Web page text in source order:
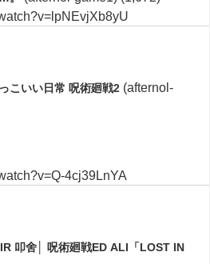
こいい日常 呪術廻戦2 (afternol-
4cj39LnYA
叩舍│ 呪術廻戦ED ALI「LOST IN